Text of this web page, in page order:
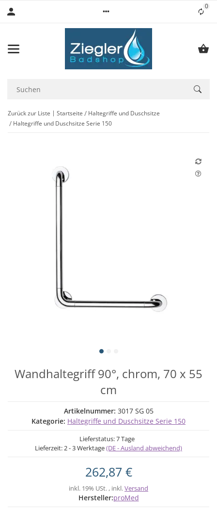
0
Zurück zur Liste Startseite
Haltegriffe und Duschsitze
Haltegriffe und Duschsitze Serie 150
Wandhaltegriff 90°, chrom, 70 x 55
cm
Artikelnummer: 3017 SG 05
Kategorie: Haltegriffe und Duschsitze Serie 150
Lieferstatus: 7 Tage
Lieferzeit:2 - 3 Werktage(DE - Ausland abweichend)
262,87 €
inkl. 19% USt. , inkl.Versand
Hersteller:proMed